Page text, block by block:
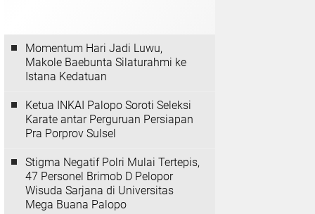
Momentum Hari Jadi Luwu,
Makole Baebunta Silaturahmi ke
Istana Kedatuan
Ketua INKAI Palopo Soroti Seleksi
Karate antar Perguruan Persiapan
Pra Porprov Sulsel
Stigma Negatif Polri Mulai Tertepis,
47 Personel Brimob D Pelopor
Wisuda Sarjana di Universitas
Mega Buana Palopo